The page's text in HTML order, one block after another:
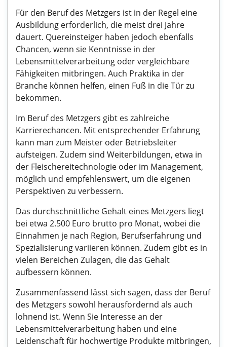
Für den Beruf des Metzgers ist in der Regel eine
Ausbildung erforderlich, die meist drei Jahre
dauert. Quereinsteiger haben jedoch ebenfalls
Chancen, wenn sie Kenntnisse in der
Lebensmittelverarbeitung oder vergleichbare
Fähigkeiten mitbringen. Auch Praktika in der
Branche können helfen, einen Fuß in die Tür zu
bekommen.
Im Beruf des Metzgers gibt es zahlreiche
Karrierechancen. Mit entsprechender Erfahrung
kann man zum Meister oder Betriebsleiter
aufsteigen. Zudem sind Weiterbildungen, etwa in
der Fleischereitechnologie oder im Management,
möglich und empfehlenswert, um die eigenen
Perspektiven zu verbessern.
Das durchschnittliche Gehalt eines Metzgers liegt
bei etwa 2.500 Euro brutto pro Monat, wobei die
Einnahmen je nach Region, Berufserfahrung und
Spezialisierung variieren können. Zudem gibt es in
vielen Bereichen Zulagen, die das Gehalt
aufbessern können.
Zusammenfassend lässt sich sagen, dass der Beruf
des Metzgers sowohl herausfordernd als auch
lohnend ist. Wenn Sie Interesse an der
Lebensmittelverarbeitung haben und eine
Leidenschaft für hochwertige Produkte mitbringen,